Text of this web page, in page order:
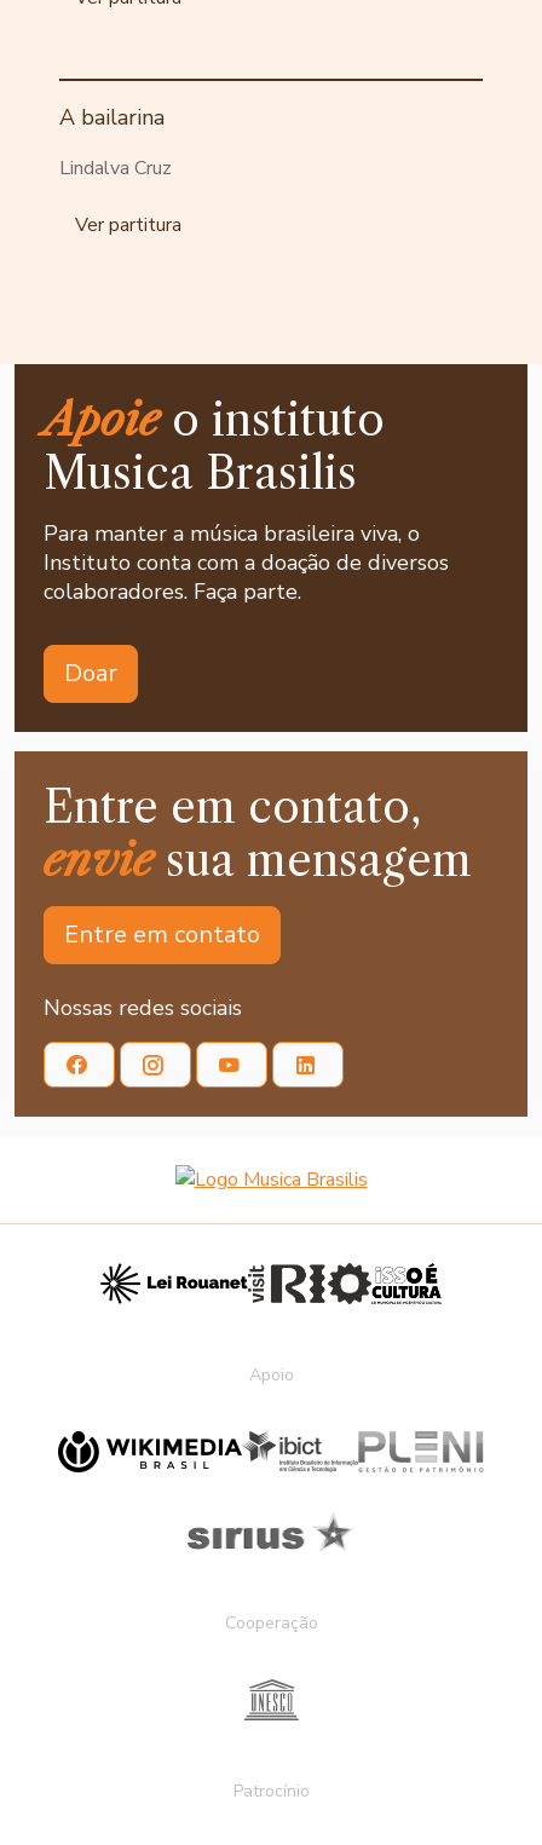
A bailarina
Lindalva Cruz
Ver partitura
Apoieo instituto
Musica Brasilis
Para manter a música brasileira viva, o
Instituto conta com a doação de diversos
colaboradores. Faça parte.
Doar
Entre em contato,
enviesua mensagem
Entre em contato
Nossas redes sociais
Apoio
Cooperação
Patrocínio